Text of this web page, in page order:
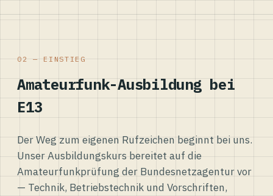
02 — EINSTIEG
Amateurfunk-Ausbildung bei
E13
Der Weg zum eigenen Rufzeichen beginnt bei uns.
Unser Ausbildungskurs bereitet auf die
Amateurfunkprüfung der Bundesnetzagentur vor
— Technik, Betriebstechnik und Vorschriften,